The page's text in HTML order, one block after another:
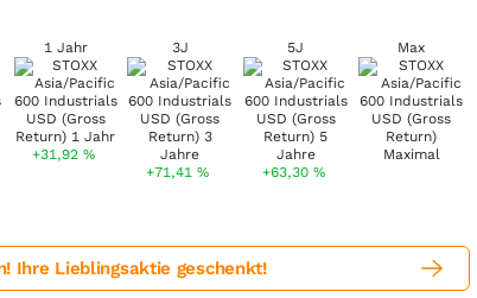
1 Jahr
+31,92 %
3J
+71,41%
5J
+63,30 %
Max
Ihre Lieblingsaktie geschenkt!